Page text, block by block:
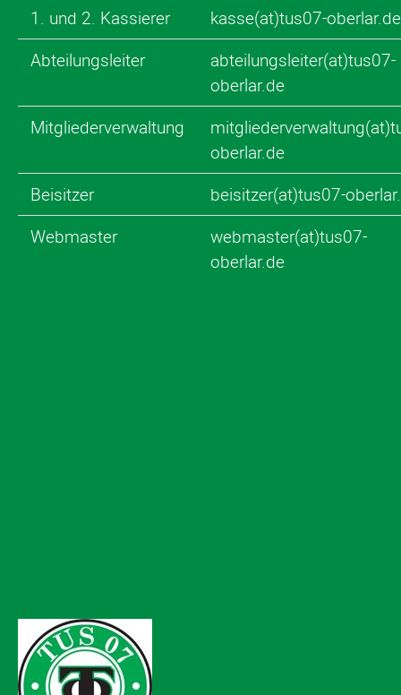
1. und 2. Kassierer
kasse(at)tus07-oberlar.de
Abteilungsleiter
abteilungsleiter(at)tus07-
oberlar.de
Mitgliederverwaltung
oberlar.de
Beisitzer
beisitzer(at)tus07-
Webmaster
webmaster(at)tus07-
oberlar.de